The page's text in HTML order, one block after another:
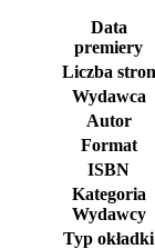
Data
premiery
Liczba stron
Wydawca
Autor
Format
ISBN
Kategoria
Wydawcy
Typ okładki